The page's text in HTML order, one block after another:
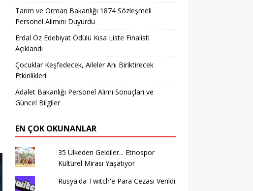
Tarım ve Orman Bakanlığı 1874 Sözleşmeli
Personel Alımını Duyurdu
Erdal Öz Edebiyat Ödülü Kısa Liste Finalisti
Açıklandı
Çocuklar Keşfedecek, Aileler Anı Biriktirecek
Etkinlikleri
Adalet Bakanlığı Personel Alımı Sonuçları ve
Güncel Bilgiler
EN ÇOK OKUNANLAR
35 Ülkeden Geldiler... Etnospor
Kültürel Mirası Yaşatıyor
Rusya'da Twitch'e Para Cezası Verildi